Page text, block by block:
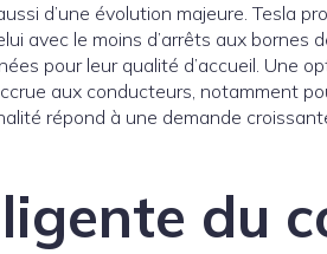
d’une évolution majeure. Tesla
avec le moins d’arrêts aux
pour leur qualité d’accueil. Une
aux conducteurs, notamment
répond à une demande
du